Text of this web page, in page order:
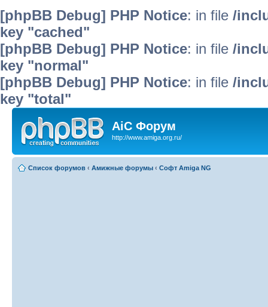
[phpBB Debug] PHP Notice: in file /
key "cached"
[phpBB Debug] PHP Notice: in file /
key "normal"
[phpBB Debug] PHP Notice: in file /
key "total"
AiC Форум
http://www.amiga.org.ru/
Список форумов ‹ Амижные форумы ‹ Софт Amiga NG